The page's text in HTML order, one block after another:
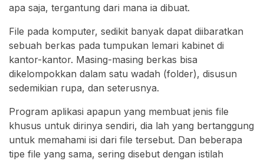
apa saja, tergantung dari mana ia dibuat.
File pada komputer, sedikit banyak dapat diibaratkan
sebuah berkas pada tumpukan lemari kabinet di
kantor-kantor. Masing-masing berkas bisa
dikelompokkan dalam satu wadah (folder), disusun
sedemikian rupa, dan seterusnya.
Program aplikasi apapun yang membuat jenis file
khusus untuk dirinya sendiri, dia lah yang bertanggung
untuk memahami isi dari file tersebut. Dan beberapa
tipe file yang sama, sering disebut dengan istilah